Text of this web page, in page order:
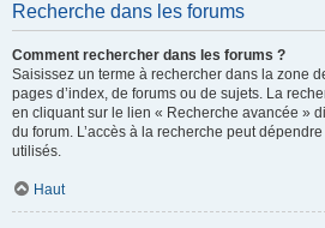
Recherche dans les forums
Comment rechercher dans les forums ?
Saisissez un terme à rechercher dans la zone
pages d’index, de forums ou de sujets. La
en cliquant sur le lien « Recherche avancée »
du forum. L’accès à la recherche peut
utilisés.
Haut